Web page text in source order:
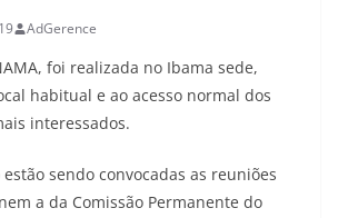
AdGerence
foi realizada no Ibama sede,
habitual e ao acesso normal dos
interessados.
sendo convocadas as reuniões
a da Comissão Permanente do